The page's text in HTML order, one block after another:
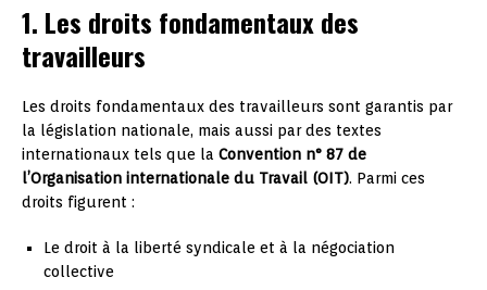
1. Les droits fondamentaux des
travailleurs
Les droits fondamentaux des travailleurs sont garantis par
la législation nationale, mais aussi par des textes
internationaux tels que la Convention n° 87 de
l’Organisation internationale du Travail (OIT). Parmi ces
droits figurent :
Le droit à la liberté syndicale et à la négociation
collective